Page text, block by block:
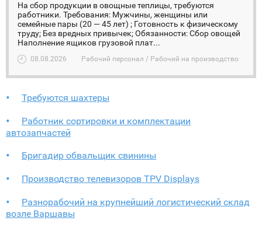
На сбор продукции в овощные теплицы, требуются
работники. Требования: Мужчины, женщины или
семейные пары (20 — 45 лет) ; Готовность к физическому
труду; Без вредных привычек; Обязанности: Сбор овощей
Наполнение ящиков грузовой плат...
08.08.2026 Рабочий персонал / Рабочий на производство
Требуются шахтеры
Работник сортировки и комплектации
автозапчастей
Бригадир обвальщик свинины
Производство телевизоров TPV Displays
Разнорабочий на крупнейший логистический склад
возле Варшавы